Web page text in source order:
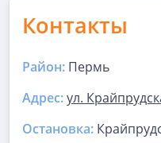
Контакты
Район: Пермь
Адрес:ул.
Остановка: